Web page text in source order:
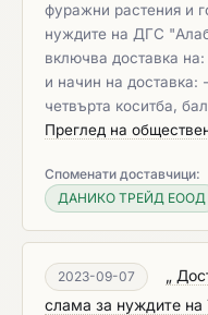
фуражни растения и
нуждите на ДГС
включва доставка
и начин на доставка:
четвърта коситба,
Преглед на
Споменати доставчици:
ДАНИКО ТРЕЙД ЕООД
2023-09-07
„
слама за нуждите